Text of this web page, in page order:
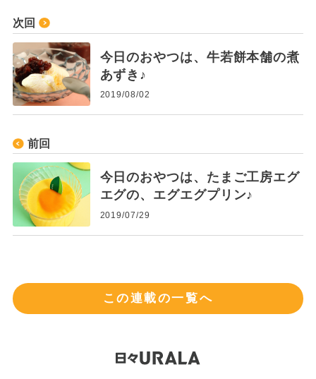
次回
今日のおやつは、牛若餅本舗の煮
あずき♪
2019/08/02
前回
今日のおやつは、たまご工房エグ
エグの、エグエグプリン♪
2019/07/29
この連載の一覧へ